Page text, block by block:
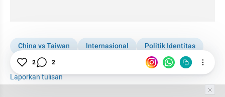
China vs Taiwan Internasional
Politik Identitas
Asia
Laporkan tulisan
2 2